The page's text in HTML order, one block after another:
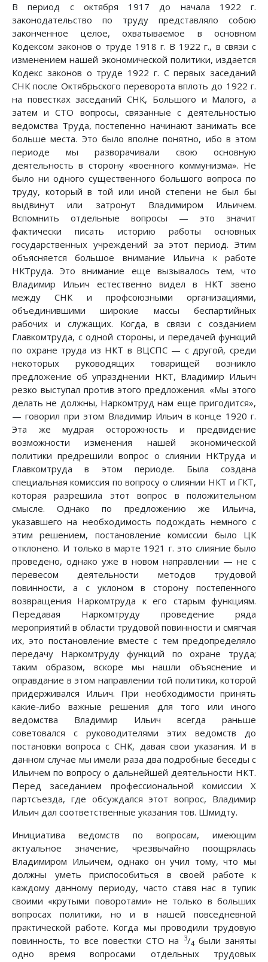
В период с октября 1917 до начала 1922 г.
законодательство по труду представляло собою
законченное целое, охватываемое в основном
Кодексом законов о труде 1918 г. В 1922 г., в связи с
изменением нашей экономической политики, издается
Кодекс законов о труде 1922 г. С первых заседаний
СНК после Октябрьского переворота вплоть до 1922 г.
на повестках заседаний СНК, Большого и Малого, а
затем и СТО вопросы, связанные с деятельностью
ведомства Труда, постепенно начинают занимать все
больше места. Это было вполне понятно, ибо в этом
периоде мы разворачивали свою основную
деятельность в сторону «военного коммунизма». Не
было ни одного существенного большого вопроса по
труду, который в той или иной степени не был бы
выдвинут или затронут Владимиром Ильичем.
Вспомнить отдельные вопросы — это значит
фактически писать историю работы основных
государственных учреждений за этот период. Этим
объясняется большое внимание Ильича к работе
НКТруда. Это внимание еще вызывалось тем, что
Владимир Ильич естественно видел в НКТ звено
между СНК и профсоюзными организациями,
объединившими широкие массы беспартийных
рабочих и служащих. Когда, в связи с созданием
Главкомтруда, с одной стороны, и передачей функций
по охране труда из НКТ в ВЦСПС — с другой, среди
некоторых руководящих товарищей возникло
предложение об упразднении НКТ, Владимир Ильич
резко выступал против этого предложения. «Мы этого
делать не должны, Наркомтруд нам еще пригодится»,
— говорил при этом Владимир Ильич в конце 1920 г.
Эта же мудрая осторожность и предвидение
возможности изменения нашей экономической
политики предрешили вопрос о слиянии НКТруда и
Главкомтруда в этом периоде. Была создана
специальная комиссия по вопросу о слиянии НКТ и ГКТ,
которая разрешила этот вопрос в положительном
смысле. Однако по предложению же Ильича,
указавшего на необходимость подождать немного с
этим решением, постановление комиссии было ЦК
отклонено. И только в марте 1921 г. это слияние было
проведено, однако уже в новом направлении — не с
перевесом деятельности методов трудовой
повинности, а с уклоном в сторону постепенного
возвращения Наркомтруда к его старым функциям.
Передавая Наркомтруду проведение ряда
мероприятий в области трудовой повинности и смягчая
их, это постановление вместе с тем предопределяло
передачу Наркомтруду функций по охране труда;
таким образом, вскоре мы нашли объяснение и
оправдание в этом направлении той политики, которой
придерживался Ильич. При необходимости принять
какие-либо важные решения для того или иного
ведомства Владимир Ильич всегда раньше
советовался с руководителями этих ведомств до
постановки вопроса с СНК, давая свои указания. И в
данном случае мы имели раза два подробные беседы с
Ильичем по вопросу о дальнейшей деятельности НКТ.
Перед заседанием профессиональной комиссии X
партсъезда, где обсуждался этот вопрос, Владимир
Ильич дал соответственные указания тов. Шмидту.
Инициатива ведомств по вопросам, имеющим
актуальное значение, чрезвычайно поощрялась
Владимиром Ильичем, однако он учил тому, что мы
должны уметь приспособиться в своей работе к
каждому данному периоду, часто ставя нас в тупик
своими «крутыми поворотами» не только в больших
вопросах политики, но и в нашей повседневной
практической работе. Когда мы проводили трудовую
повинность, то все повестки СТО на
3/4 были заняты
одно время вопросами отдельных трудовых